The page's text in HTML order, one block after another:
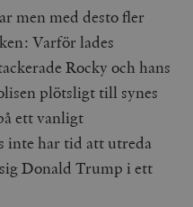
men med desto fler
Varför lades
Rocky och hans
plötsligt till synes
ett vanligt
inte har tid att utreda
Donald Trump i ett